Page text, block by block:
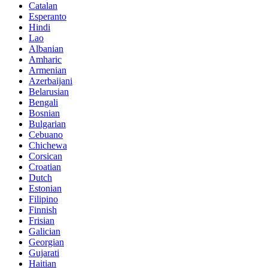
Catalan
Esperanto
Hindi
Lao
Albanian
Amharic
Armenian
Azerbaijani
Belarusian
Bengali
Bosnian
Bulgarian
Cebuano
Chichewa
Corsican
Croatian
Dutch
Estonian
Filipino
Finnish
Frisian
Galician
Georgian
Gujarati
Haitian